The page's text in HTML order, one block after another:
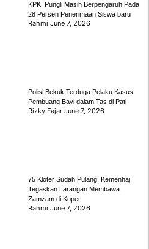
KPK: Pungli Masih Berpengaruh Pada
28 Persen Penerimaan Siswa baru
RahmiJune 7, 2026
Polisi Bekuk Terduga Pelaku Kasus
Pembuang Bayi dalam Tas di Pati
Rizky FajarJune 7, 2026
75 Kloter Sudah Pulang, Kemenhaj
Tegaskan Larangan Membawa
Zamzam di Koper
RahmiJune 7, 2026